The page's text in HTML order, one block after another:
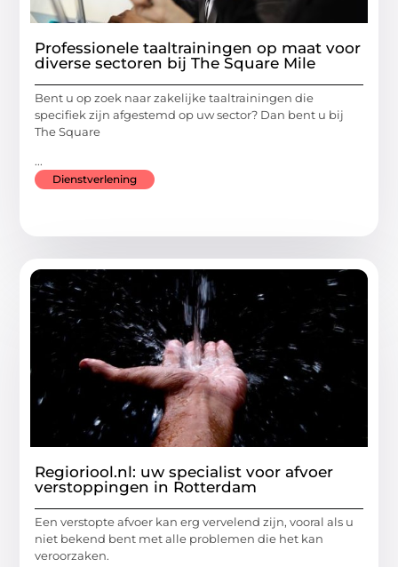
Professionele taaltrainingen op maat voor
diverse sectoren bij The Square Mile
Bent u op zoek naar zakelijke taaltrainingen die
specifiek zijn afgestemd op uw sector? Dan bent u bij
The Square
...
Dienstverlening
Regioriool.nl: uw specialist voor afvoer
verstoppingen in Rotterdam
Een verstopte afvoer kan erg vervelend zijn, vooral als u
niet bekend bent met alle problemen die het kan
veroorzaken.